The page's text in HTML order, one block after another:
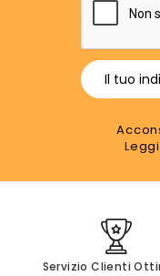
Servizio Clienti